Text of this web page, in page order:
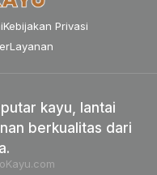
Kebijakan Privasi
Layanan
kayu, lantai
berkualitas dari